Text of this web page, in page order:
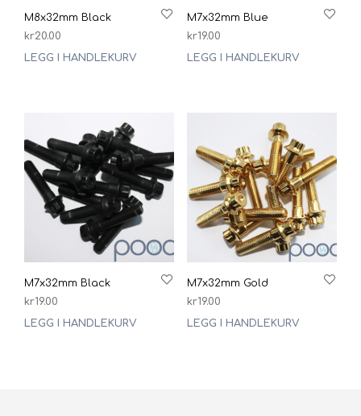
M8x32mm Black
kr20.00
LEGG I HANDLEKURV
M7x32mm Blue
kr19.00
LEGG I HANDLEKURV
M7x32mm Black
kr19.00
LEGG I HANDLEKURV
M7x32mm Gold
kr19.00
LEGG I HANDLEKURV